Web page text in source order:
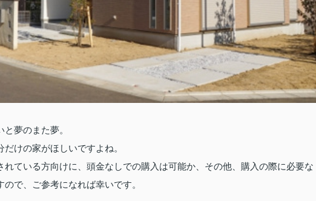
夢のまた夢。
けの家がほしいですよね。
ている方向けに、頭金なしでの購入は可能か、その他、購入の際に必要な
で、ご参考になれば幸いです。